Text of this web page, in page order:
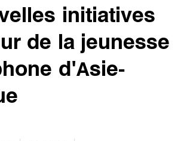
initiatives
de la jeunesse
d'Asie-